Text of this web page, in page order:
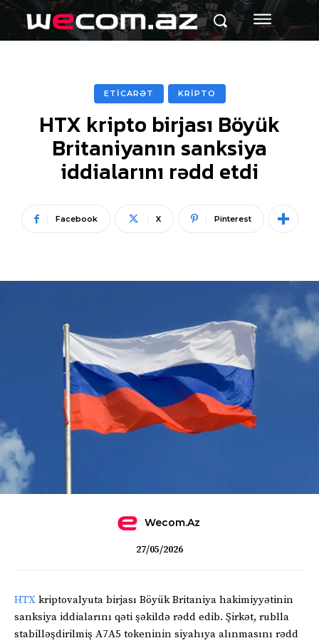
ETİCARƏT KRİPTO
HTX kripto birjası Böyük
Britaniyanın sanksiya
iddialarını rədd etdi
Facebook X Pinterest
Wecom.az
27/05/2026
HTX kriptovalyuta birjası Böyük Britaniya hakimiyyətinin
sanksiya iddialarını qəti şəkildə rədd edib. Şirkət, rublla
stabilləşdirilmiş A7A5 tokeninin siyahıya alınmasını rədd